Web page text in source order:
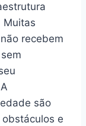
Muitas
recebem
são
e